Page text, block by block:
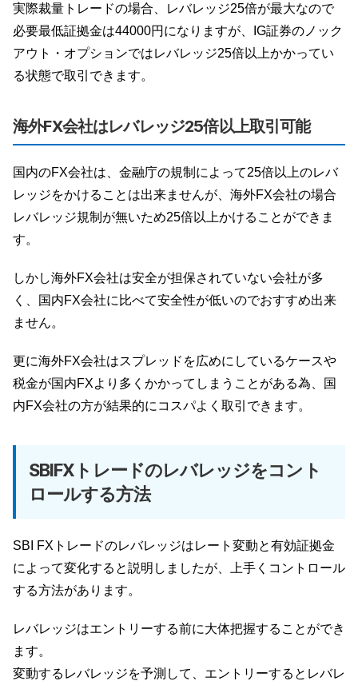
実際裁量トレードの場合、レバレッジ25倍が最大なので
必要最低証拠金は44000円になりますが、IG証券のノック
アウト・オプションではレバレッジ25倍以上かかってい
る状態で取引できます。
海外FX会社はレバレッジ25倍以上取引可能
国内のFX会社は、金融庁の規制によって25倍以上のレバ
レッジをかけることは出来ませんが、海外FX会社の場合
レバレッジ規制が無いため25倍以上かけることができま
す。
しかし海外FX会社は安全が担保されていない会社が多
く、国内FX会社に比べて安全性が低いのでおすすめ出来
ません。
更に海外FX会社はスプレッドを広めにしているケースや
税金が国内FXより多くかかってしまうことがある為、国
内FX会社の方が結果的にコスパよく取引できます。
SBIFXトレードのレバレッジをコント
ロールする方法
SBI FXトレードのレバレッジはレート変動と有効証拠金
によって変化すると説明しましたが、上手くコントロール
する方法があります。
レバレッジはエントリーする前に大体把握することができ
ます。
変動するレバレッジを予測して、エントリーするとレバレ